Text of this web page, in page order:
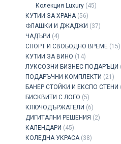
Колекция Luxury (45)
КУТИИ ЗА ХРАНА (56)
ФЛАШКИ И ДЖАДЖИ (37)
ЧАДЪРИ (4)
СПОРТ И СВОБОДНО ВРЕМЕ (15)
КУТИИ ЗА ВИНО (14)
ЛУКСОЗНИ БИЗНЕС ПОДАРЪЦИ
ПОДАРЪЧНИ КОМПЛЕКТИ (21)
БАНЕР СТОЙКИ И ЕКСПО СТЕНИ
БИСКВИТИ С ЛОГО (5)
КЛЮЧОДЪРЖАТЕЛИ (6)
ДИГИТАЛНИ РЕШЕНИЯ (2)
КАЛЕНДАРИ (45)
КОЛЕДНА УКРАСА (38)